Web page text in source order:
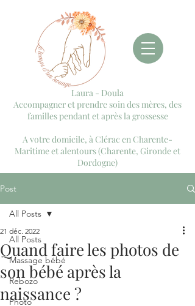
Laura - Doula
Accompagner et prendre soin des mères, des
familles pendant et après la grossesse
A votre domicile, à Clérac en Charente-
Maritime et alentours (Charente, Gironde et
Dordogne)
Post
All Posts
Massage bébé
Rebozo
Photo
All Posts
Quand faire les photos de
son bébé après la
naissance ?
21 déc. 2022